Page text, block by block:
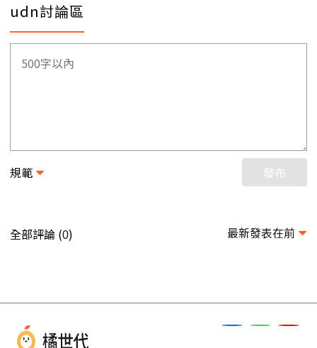
udn討論區
規範 發布
全部評論 (0) 最新發表在前